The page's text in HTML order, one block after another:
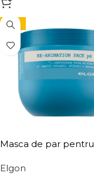
-15%
Masca de par pentru
animation Pack
Elgon